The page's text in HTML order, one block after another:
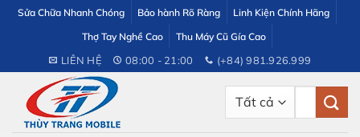
dung
Sửa Chữa Nhanh Chóng Bảo hành Rõ Ràng
Linh Kiện Chính Hãng
Thợ Tay Nghề Cao
Thu Máy Cũ Gía Cao
LIÊN HỆ 08:00 - 21:00 (+84) 981.926.999